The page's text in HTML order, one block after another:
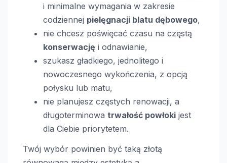
i minimalne wymagania w zakresie
codziennej pielęgnacji blatu dębowego,
nie chcesz poświęcać czasu na częstą
konserwację i odnawianie,
szukasz gładkiego, jednolitego i
nowoczesnego wykończenia, z opcją
połysku lub matu,
nie planujesz częstych renowacji, a
długoterminowa trwałość powłoki jest
dla Ciebie priorytetem.
Twój wybór powinien być taką złotą